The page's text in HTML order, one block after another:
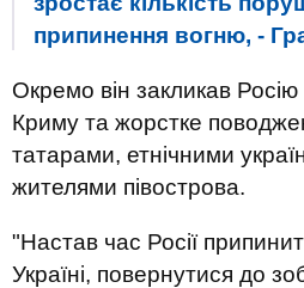
припинення вогню, -
Окремо він закликав
Криму та жорстке
татарами, етнічними
жителями півострова.
"Настав час Росії
Україні, повернутися до